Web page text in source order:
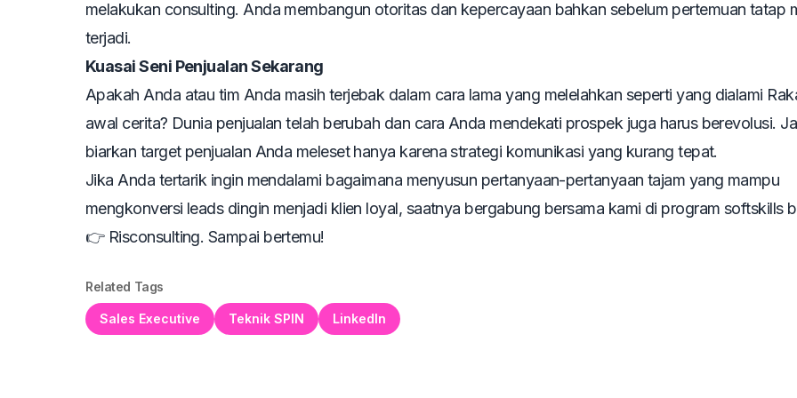
melakukan consulting. Anda membangun otoritas dan kepercayaan bahkan sebelum pertemuan tatap
terjadi.
Kuasai Seni Penjualan Sekarang
Apakah Anda atau tim Anda masih terjebak dalam cara lama yang melelahkan seperti yang dialami
awal cerita? Dunia penjualan telah berubah dan cara Anda mendekati prospek juga harus berevolusi.
biarkan target penjualan Anda meleset hanya karena strategi komunikasi yang kurang tepat.
Jika Anda tertarik ingin mendalami bagaimana menyusun pertanyaan-pertanyaan tajam yang mampu
mengkonversi leadsdingin menjadi klien loyal, saatnya bergabung bersama kami di program softskills
👉 Risconsulting. Sampai bertemu!
Related Tags
Sales Executive Teknik SPIN LinkedIn